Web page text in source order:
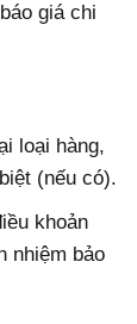
giá chi
loại hàng,
(nếu có).
khoản
nhiệm bảo